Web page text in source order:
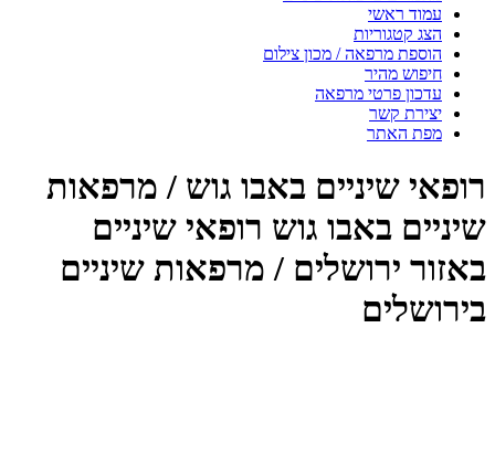
עמוד ראשי
הצג קטגוריות
הוספת מרפאה / מכון צילום
חיפוש מהיר
עדכון פרטי מרפאה
יצירת קשר
מפת האתר
רופאי שיניים באבו גוש / מרפאות
שיניים באבו גוש רופאי שיניים
באזור ירושלים / מרפאות שיניים
בירושלים